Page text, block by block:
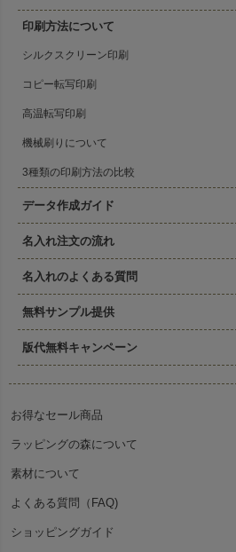
印刷方法について
シルクスクリーン印刷
コピー転写印刷
高温転写印刷
機械刷りについて
3種類の印刷方法の比較
データ作成ガイド
名入れ注文の流れ
名入れのよくある質問
無料サンプル提供
版代無料キャンペーン
お得なセール商品
ラッピングの森について
素材について
よくある質問（FAQ)
ショッピングガイド